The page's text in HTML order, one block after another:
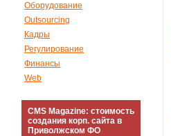
Оборудование
Outsourcing
Кадры
Регулирование
Финансы
Web
CMS Magazine: стоимость
создания корп. сайта в
Приволжском ФО